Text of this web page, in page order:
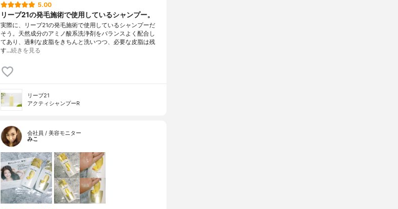
5.00
リーブ21の発毛施術で使用しているシャンプー。
実際に、リーブ21の発毛施術で使用しているシャンプーだ
そう。天然成分のアミノ酸系洗浄剤をバランスよく配合し
てあり、過剰な皮脂をきちんと洗いつつ、必要な皮脂は残
す…続きを見る
リーブ21
アクティシャンプーR
会社員 / 美容モニター
みこ